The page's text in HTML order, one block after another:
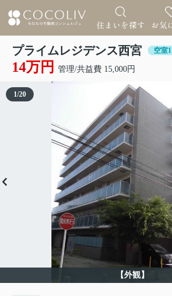
プライムレジデンス西宮 空室1
14万円 管理/共益費 15,000円
【外観】
1/20